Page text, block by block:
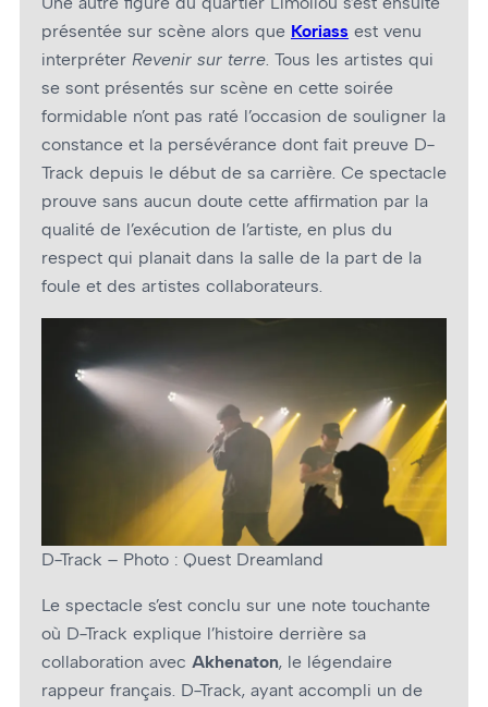
présentée sur scène alors que Koriass est venu
interpréter Revenir sur terre . Tous les artistes qui
se sont présentés sur scène en cette soirée
formidable n’ont pas raté l’occasion de souligner la
constance et la persévérance dont fait preuve D-
Track depuis le début de sa carrière. Ce spectacle
prouve sans aucun doute cette affirmation par la
qualité de l’exécution de l’artiste, en plus du
respect qui planait dans la salle de la part de la
foule et des artistes collaborateurs.
D-Track – Photo : Quest Dreamland
Le spectacle s’est conclu sur une note touchante
où D-Track explique l’histoire derrière sa
collaboration avec Akhenaton, le légendaire
rappeur français. D-Track, ayant accompli un de